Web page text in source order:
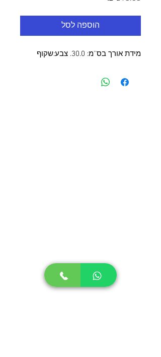
הוספה לסל
מידת אורך בס''מ: 30.0. צבע:שקוף